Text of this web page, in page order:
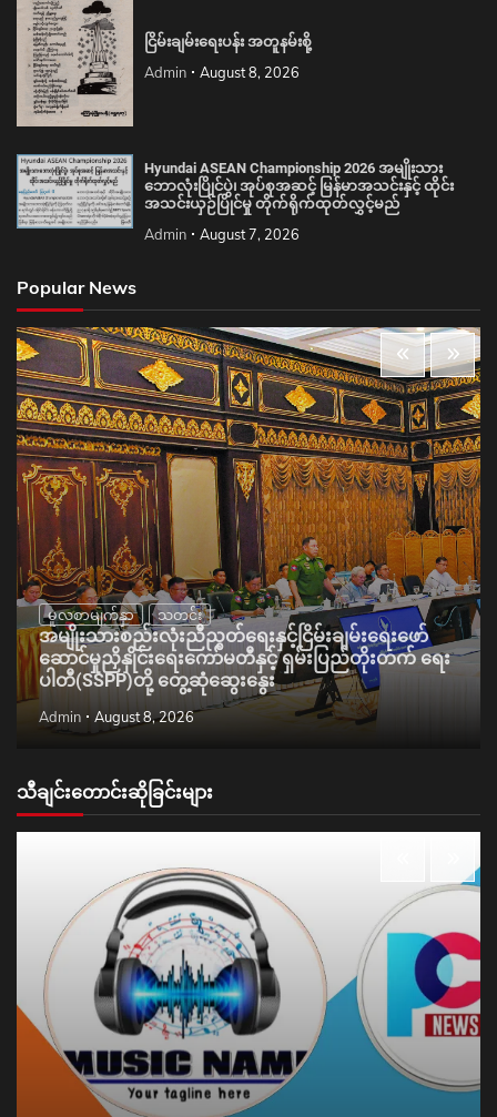
ငြိမ်းချမ်းရေးပန်း အတူနမ်းစို့
Admin August 8, 2026
Hyundai ASEAN Championship 2026 အမျိုးသား
ဘောလုံးပြိုင်ပွဲ၊ အုပ်စုအဆင့် မြန်မာအသင်းနှင့် ထိုင်း
အသင်းယှဉ်ပြိုင်မှု တိုက်ရိုက်ထုတ်လွှင့်မည်
Admin August 7, 2026
Popular News
မူလစာမျက်နှာ သတင်း
အမျိုးသားစည်းလုံးညီညွတ်ရေးနှင့်ငြိမ်းချမ်းရေးဖော်
ဆောင်မှုညှိနှိုင်းရေးကော်မတီနှင့် ရှမ်းပြည်တိုးတက် ရေး
ပါတီ(SSPP)တို့ တွေ့ဆုံဆွေးနွေး
Admin August 8, 2026
သီချင်းတောင်းဆိုခြင်းများ